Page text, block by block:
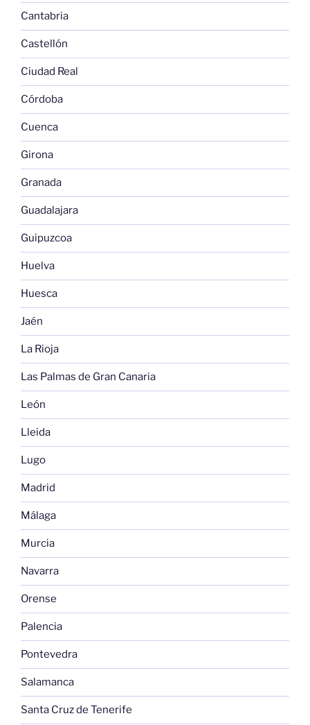
Cantabria
Castellón
Ciudad Real
Córdoba
Cuenca
Girona
Granada
Guadalajara
Guipuzcoa
Huelva
Huesca
Jaén
La Rioja
Las Palmas de Gran Canaria
León
Lleida
Lugo
Madrid
Málaga
Murcia
Navarra
Orense
Palencia
Pontevedra
Salamanca
Santa Cruz de Tenerife